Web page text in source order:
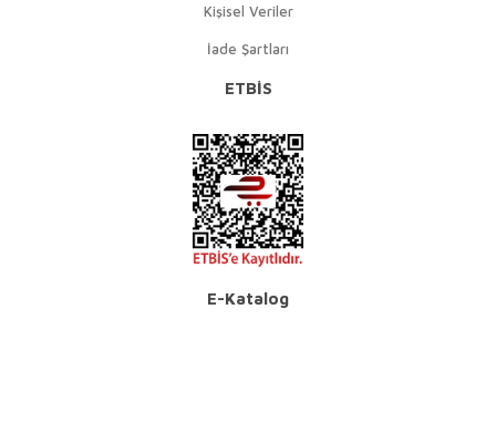
Kişisel Veriler
İade Şartları
ETBİS
E-Katalog